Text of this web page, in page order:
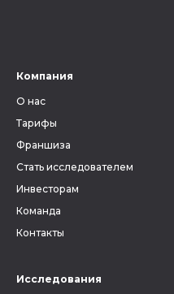
Компания
О нас
Тарифы
Франшиза
Стать исследователем
Инвесторам
Команда
Контакты
Исследования